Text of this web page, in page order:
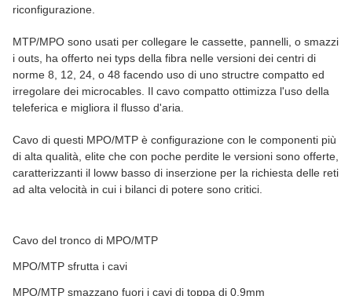
riconfigurazione.
MTP/MPO sono usati per collegare le cassette, pannelli, o smazzi
i outs, ha offerto nei typs della fibra nelle versioni dei centri di
norme 8, 12, 24, o 48 facendo uso di uno structre compatto ed
irregolare dei microcables. Il cavo compatto ottimizza l'uso della
teleferica e migliora il flusso d'aria.
Cavo di questi MPO/MTP è configurazione con le componenti più
di alta qualità, elite che con poche perdite le versioni sono offerte,
caratterizzanti il loww basso di inserzione per la richiesta delle reti
ad alta velocità in cui i bilanci di potere sono critici.
Cavo del tronco di MPO/MTP
MPO/MTP sfrutta i cavi
MPO/MTP smazzano fuori i cavi di toppa di 0.9mm